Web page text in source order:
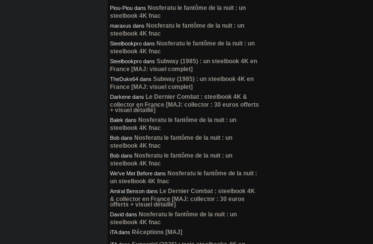
Piou-Piou dans Nosferatu le fantôme de la nuit : un
steelbook 4K fnac
maraxus dans Nosferatu le fantôme de la nuit : un
steelbook 4K fnac
Steelbookpro dans Nosferatu le fantôme de la nuit : un
steelbook 4K fnac
Steelbookpro dans Subway (1985) : un steelbook 4K en
France [MAJ: visuel complet]
TheDuke64 dans Subway (1985) : un steelbook 4K en
France [MAJ: visuel complet]
Darkene dans Le Dernier Combat : steelbook 4K &
collector en France [MAJ: collector : 30 euros offerts
+ visuel détaillé]
Balek dans Nosferatu le fantôme de la nuit : un
steelbook 4K fnac
Bob dans Nosferatu le fantôme de la nuit : un
steelbook 4K fnac
Bob dans Nosferatu le fantôme de la nuit : un
steelbook 4K fnac
We've Met Before dans Nosferatu le fantôme de la nuit :
un steelbook 4K fnac
Amiral Benson dans Le Dernier Combat : steelbook 4K
& collector en France [MAJ: collector : 30 euros
offerts + visuel détaillé]
David dans Nosferatu le fantôme de la nuit : un
steelbook 4K fnac
iTAdans Réceptions [MAJ]